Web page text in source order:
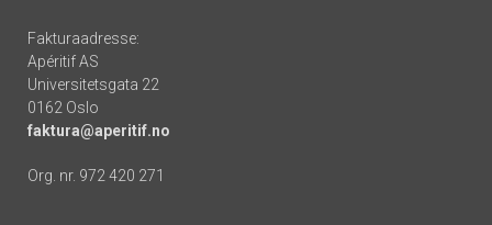
Fakturaadresse:
Apéritif AS
Universitetsgata 22
0162 Oslo
faktura@aperitif.no
Org. nr. 972 420 271